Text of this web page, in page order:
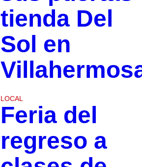
tienda Del
Sol en
LOCAL
Feria del
regreso a